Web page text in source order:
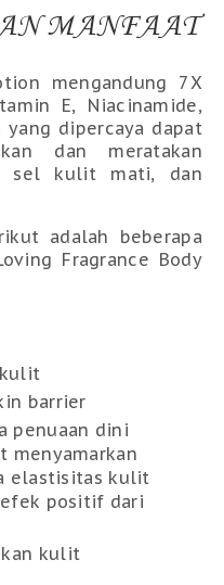
MANFAAT
mengandung 7X
E, Niacinamide,
yang dipercaya dapat
dan meratakan
sel kulit mati, dan
adalah beberapa
Fragrance Body
barrier
penuaan dini
menyamarkan
elastisitas kulit
positif dari
kulit